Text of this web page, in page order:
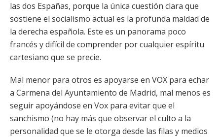
las dos Españas, porque la única cuestión clara que
sostiene el socialismo actual es la profunda maldad de
la derecha española. Este es un panorama poco
francés y difícil de comprender por cualquier espíritu
cartesiano que se precie.
Mal menor para otros es apoyarse en VOX para echar
a Carmena del Ayuntamiento de Madrid, mal menos es
seguir apoyándose en Vox para evitar que el
sanchismo (no hay más que observar el culto a la
personalidad que se le otorga desde las filas y medios